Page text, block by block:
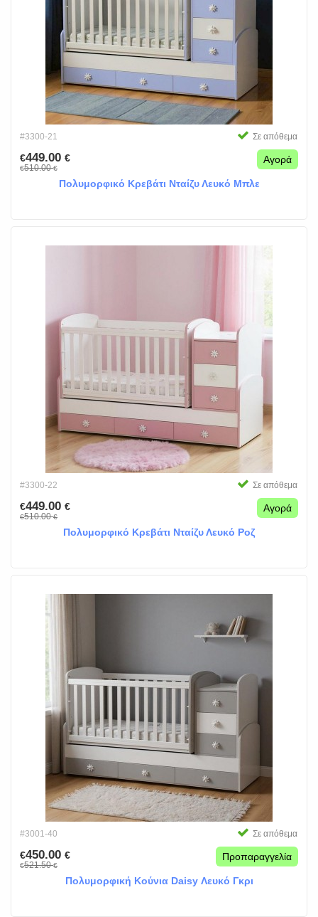
#3300-21 Σε απόθεμα
€449.00 €
€510.00€
Αγορά
Πολυμορφικό Κρεβάτι Νταίζυ Λευκό Μπλε
#3300-22 Σε απόθεμα
€449.00 €
€510.00€
Αγορά
Πολυμορφικό Κρεβάτι Νταίζυ Λευκό Ροζ
#3001-40 Σε απόθεμα
€450.00 €
€521.50€
Προπαραγγελία
Πολυμορφική Κούνια Daisy Λευκό Γκρι